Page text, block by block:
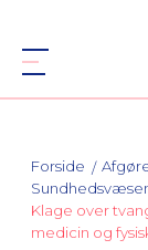
Forside
Klage over
medicin og